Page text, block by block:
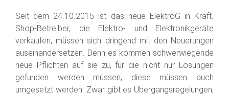
Seit dem 24.10.2015 ist das neue ElektroG in Kraft.
Shop-Betreiber, die Elektro- und Elektronikgeräte
verkaufen, müssen sich dringend mit den Neuerungen
auseinandersetzen. Denn es kommen schwerwiegende
neue Pflichten auf sie zu, für die nicht nur Lösungen
gefunden werden müssen, diese müssen auch
umgesetzt werden. Zwar gibt es Übergangsregelungen,